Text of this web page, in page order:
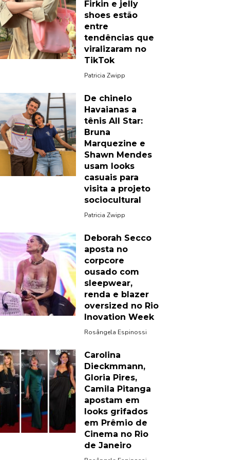
Firkin e jelly
shoes estão
entre
tendências que
viralizaram no
TikTok
Patricia Zwipp
De chinelo
Havaianas a
tênis All Star:
Bruna
Marquezine e
Shawn Mendes
usam looks
casuais para
visita a projeto
sociocultural
Patricia Zwipp
Deborah Secco
aposta no
corpcore
ousado com
sleepwear,
renda e blazer
oversized no Rio
Inovation Week
Rosângela Espinossi
Carolina
Dieckmmann,
Gloria Pires,
Camila Pitanga
apostam em
looks grifados
em Prêmio de
Cinema no Rio
de Janeiro